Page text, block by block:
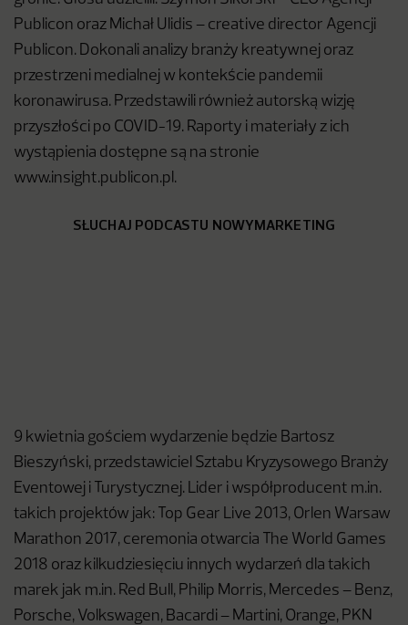
Publicon oraz Michał Ulidis – creative director Agencji
Publicon. Dokonali analizy branży kreatywnej oraz
przestrzeni medialnej w kontekście pandemii
koronawirusa. Przedstawili również autorską wizję
przyszłości po COVID-19. Raporty i materiały z ich
wystąpienia dostępne są na stronie
www.insight.publicon.pl.
SŁUCHAJ PODCASTU NOWYMARKETING
9 kwietnia gościem wydarzenie będzie Bartosz
Bieszyński, przedstawiciel Sztabu Kryzysowego Branży
Eventowej i Turystycznej. Lider i współproducent m.in.
takich projektów jak: Top Gear Live 2013, Orlen Warsaw
Marathon 2017, ceremonia otwarcia The World Games
2018 oraz kilkudziesięciu innych wydarzeń dla takich
marek jak m.in. Red Bull, Philip Morris, Mercedes – Benz,
Porsche, Volkswagen, Bacardi – Martini, Orange, PKN